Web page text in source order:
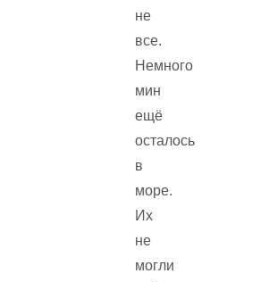
не
все.
Немного
мин
ещё
осталось
в
море.
Их
не
могли